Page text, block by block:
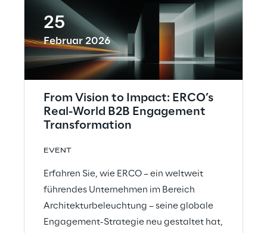
25
Februar 2026
From Vision to Impact: ERCO’s
Real-World B2B Engagement
Transformation
EVENT
Erfahren Sie, wie ERCO – ein weltweit
führendes Unternehmen im Bereich
Architekturbeleuchtung – seine globale
Engagement-Strategie neu gestaltet hat,